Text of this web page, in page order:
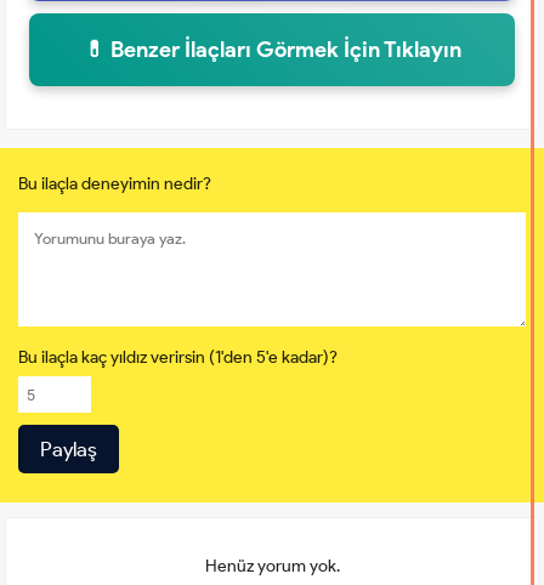
💊 Benzer İlaçları Görmek İçin Tıklayın
Bu ilaçla deneyimin nedir?
Bu ilaçla kaç yıldız verirsin (1'den 5'e kadar)?
Henüz yorum yok.